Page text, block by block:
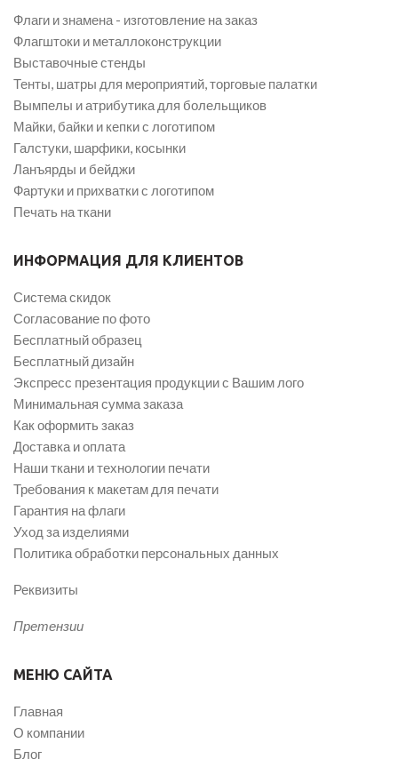
Флаги и знамена - изготовление на заказ
Флагштоки и металлоконструкции
Выставочные стенды
Тенты, шатры для мероприятий, торговые палатки
Вымпелы и атрибутика для болельщиков
Майки, байки и кепки с логотипом
Галстуки, шарфики, косынки
Ланъярды и бейджи
Фартуки и прихватки с логотипом
Печать на ткани
ИНФОРМАЦИЯ ДЛЯ КЛИЕНТОВ
Система скидок
Согласование по фото
Бесплатный образец
Бесплатный дизайн
Экспресс презентация продукции с Вашим лого
Минимальная сумма заказа
Как оформить заказ
Доставка и оплата
Наши ткани и технологии печати
Требования к макетам для печати
Гарантия на флаги
Уход за изделиями
Политика обработки персональных данных
Реквизиты
Претензии
МЕНЮ САЙТА
Главная
О компании
Блог